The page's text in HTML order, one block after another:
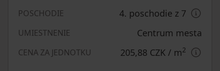
POSCHODIE 4. poschodie z 7
UMIESTNENIE Centrum mesta
CENA ZA JEDNOTKU 205,88 CZK / m2